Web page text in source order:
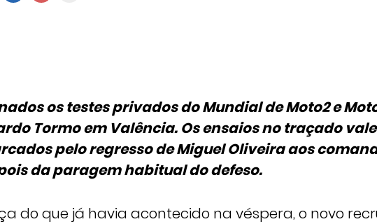
os testes privados do Mundial de Moto2 e
Tormo em Valência. Os ensaios no traçado
pelo regresso de Miguel Oliveira aos
da paragem habitual do defeso.
do que já havia acontecido na véspera, o novo